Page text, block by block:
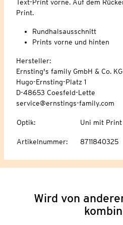
Text-Print vorne. Auf dem
Print.
Rundhalsausschnitt
Prints vorne und hinten
Hersteller:
Ernsting's family GmbH & Co. KG
Hugo-Ernsting-Platz 1
D-48653 Coesfeld-Lette
service@ernstings-family.com
Optik: Uni mit Print
Artikelnummer: 8711840325
Wird von